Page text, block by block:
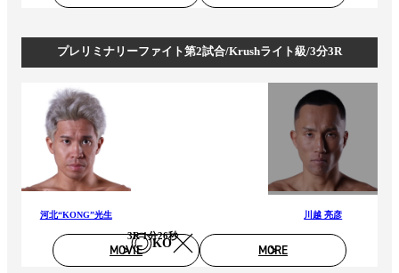
プレリミナリーファイト第2試合/Krushライト級/3分3R
河北“KONG”光生
KO
3R 1分26秒
川越 亮彦
MOVIE MORE